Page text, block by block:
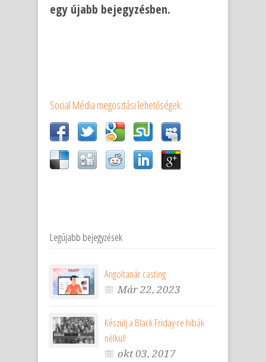
egy újabb bejegyzésben.
Social Média megosztási lehetőségek:
Legújabb bejegyzések
Angoltanár casting
Már 22, 2023
Készülj a Black Friday-re hibák
nélkül!
okt 03, 2017